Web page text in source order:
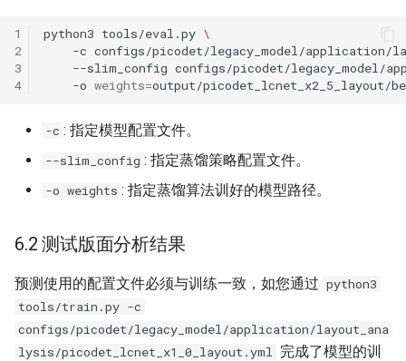
1
2
3
4
python3 tools/eval.py \
-c configs/picodet/legacy_model/application/
--slim_config configs/picodet/legacy_model/
-o weights=
-c : 指定模型配置文件。
--slim_config : 指定蒸馏策略配置文件。
-o weights : 指定蒸馏算法训好的模型路径。
6.2 测试版面分析结果
预测使用的配置文件必须与训练一致，如您通过 python3
tools/train.py -c
configs/picodet/legacy_model/application/layout_ana
lysis/picodet_lcnet_x1_0_layout.yml 完成了模型的训